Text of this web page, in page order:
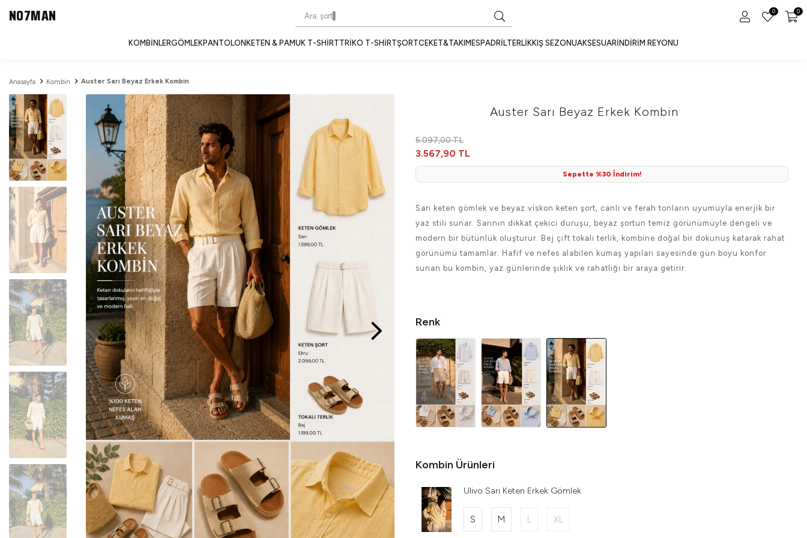
NO7MAN 0 0
KOMBINLERGÖMLEKPANTOLON KETEN & PAMUK T-SHIRTTRIKO T-SHIRTŞORTCEKET&TAKIM ESPADRILTERLIKKIŞ SEZONUAKSESUARİNDIRIM REYONU
Anasayfa Kombin Auster Sarı Beyaz Erkek Kombin
Auster Sarı Beyaz Erkek Kombin
5.097,00 TL
3.567,90 TL
Sepette %30 İndirim!
Sarı keten gömlek ve beyaz viskon keten şort, canlı ve ferah tonların uyumuyla enerjik bir
yaz stili sunar. Sarının dikkat çekici duruşu, beyaz şortun temiz görünümüyle dengeli ve
modern bir bütünlük oluşturur. Bej çift tokalı terlik, kombine doğal bir dokunuş katarak rahat
görünümü tamamlar. Hafif ve nefes alabilen kumaş yapıları sayesinde gün boyu konfor
sunan bu kombin, yaz günlerinde şıklık ve rahatlığı bir araya getirir.
Renk
Kombin Ürünleri
Ulivo Sarı Keten Erkek Gömlek
S M L XL